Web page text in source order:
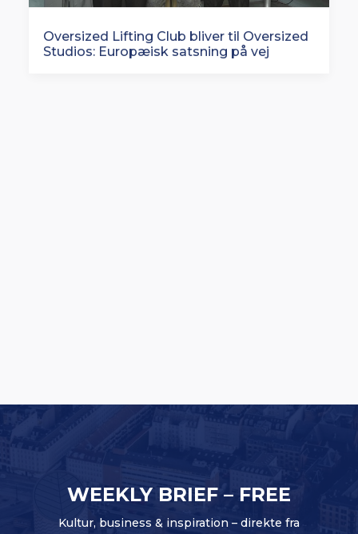
Oversized Lifting Club bliver til Oversized
Studios: Europæisk satsning på vej
WEEKLY BRIEF – FREE
Kultur, business & inspiration – direkte fra